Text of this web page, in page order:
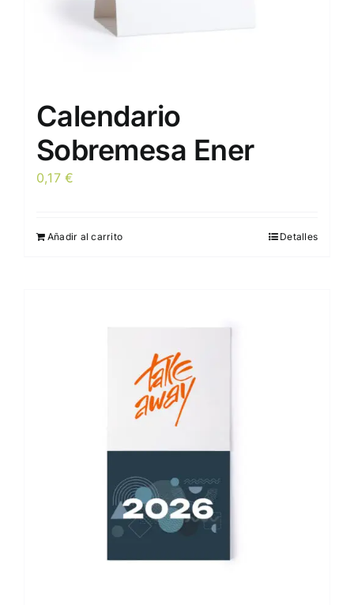
Calendario
Sobremesa Ener
0,17€
Añadir al carrito Detalles